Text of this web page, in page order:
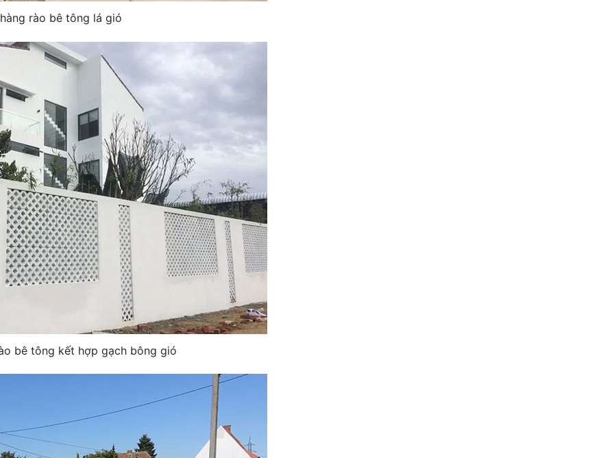
rào bê tông lá gió
bê tông kết hợp gạch bông gió